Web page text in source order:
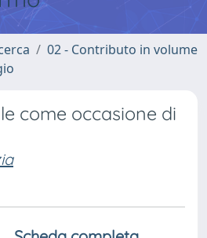
02 - Contributo in volume
come occasione di